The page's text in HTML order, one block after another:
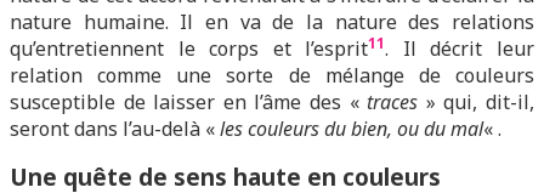
nature humaine. Il en va de la nature des relations
qu’entretiennent le corps et l’esprit11. Il décrit leur
relation comme une sorte de mélange de couleurs
susceptible de laisser en l’âme des « traces » qui, dit-il,
seront dans l’au-delà «les couleurs du bien, ou du mal« .
Une quête de sens haute en couleurs